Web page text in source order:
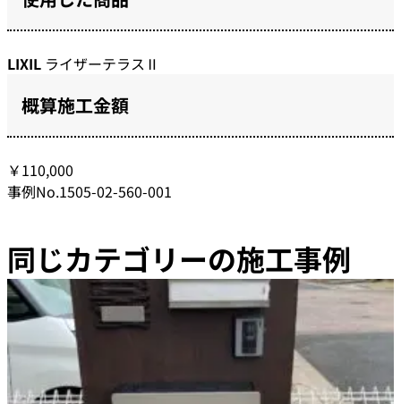
LIXIL ライザーテラスⅡ
概算施工金額
￥110,000
事例No.1505-02-560-001
同じカテゴリーの施工事例